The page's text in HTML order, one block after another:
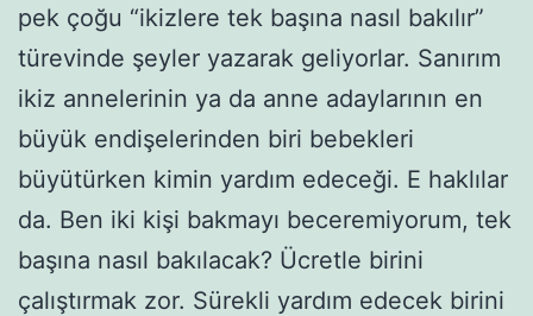
pek çoğu “ikizlere tek başına nasıl bakılır”
türevinde şeyler yazarak geliyorlar. Sanırım
ikiz annelerinin ya da anne adaylarının en
büyük endişelerinden biri bebekleri
büyütürken kimin yardım edeceği. E haklılar
da. Ben iki kişi bakmayı beceremiyorum, tek
başına nasıl bakılacak? Ücretle birini
çalıştırmak zor. Sürekli yardım edecek birini